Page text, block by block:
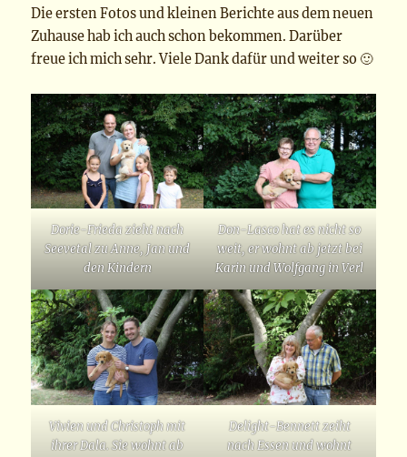
Die ersten Fotos und kleinen Berichte aus dem neuen
Zuhause hab ich auch schon bekommen. Darüber
freue ich mich sehr. Viele Dank dafür und weiter so 🙂
Dorie-Frieda zieht nach
Seevetal zu Anne, Jan und
den Kindern
Don-Lasco hat es nicht so
weit, er wohnt ab jetzt bei
Karin und Wolfgang in Verl
Vivien und Christoph mit
ihrer Dala. Sie wohnt ab
Delight-Bennett zeiht
nach Essen und wohnt